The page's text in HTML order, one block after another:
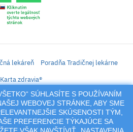
SÚHLASÍTE S POUŽÍVANÍM
WEBOVEJ STRÁNKE, ABY SME
SKÚSENOSTI TÝM,
PREFERENCIE TÝKAJÚCE SA
lekáreň
Poradňa Tradičnej lekárne
zdravia®
vitamínov, výživových doplnkov, prípravkov s
Elektronické zaslanie receptu.
práva a akákoľvek jeho reprodukcia
šírenie a pod.),